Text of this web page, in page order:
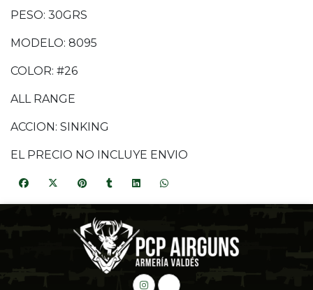
PESO: 30GRS
MODELO: 8095
COLOR: #26
ALL RANGE
ACCION: SINKING
EL PRECIO NO INCLUYE ENVIO